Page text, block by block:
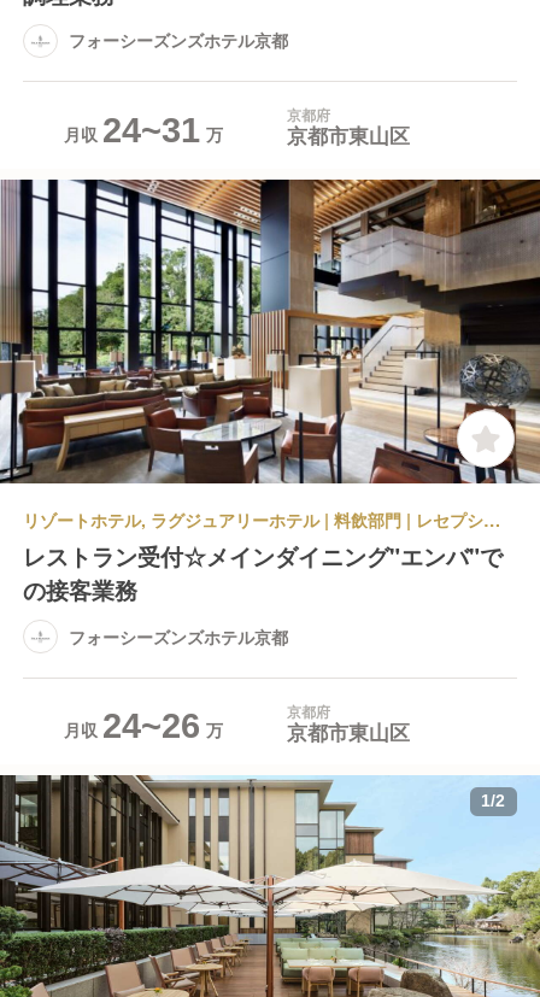
フォーシーズンズホテル京都
月収 24~31 京都府
京都市東山区
リゾートホテル, ラグジュアリーホテル | 料飲部門 | レセプション・レストランレセプション | フォーシーズンズホテル京都
レストラン受付☆メインダイニング"エンバ"で
の接客業務
フォーシーズンズホテル京都
月収 24~26 京都府
京都市東山区
1/2